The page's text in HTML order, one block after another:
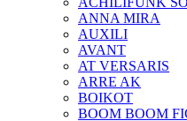
ANNA MIRA
AUXILI
AVANT
AT VERSARIS
ARRE AK
BOIKOT
BOOM BOOM